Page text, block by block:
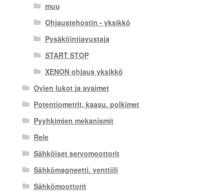
muu
Ohjaustehostin - yksikkö
Pysäköintiavustaja
START STOP
XENON ohjaus yksikkö
Ovien lukot ja avaimet
Potentiometrit, kaasu. polkimet
Pyyhkimien mekanismit
Rele
Sähköiset servomoottorit
Sähkömagneetti. venttiili
Sähkömoottorit